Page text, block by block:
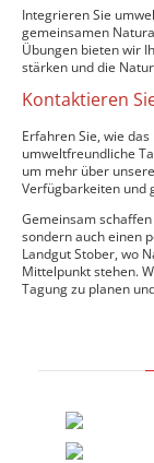
Integrieren Sie
gemeinsamen
Übungen bieten wir
stärken und die
Kontaktieren
Erfahren Sie, wie
umweltfreundliche
um mehr über
Verfügbarkeiten und
Gemeinsam
sondern auch einen
Landgut Stober, wo
Mittelpunkt stehen.
Tagung zu planen